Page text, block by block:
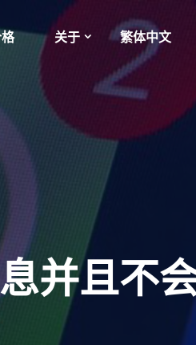
关于 繁体中文
并且不